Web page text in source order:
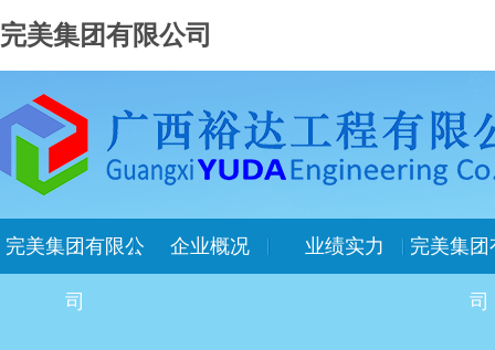
完美集团有限公司
完美集团有限公
司
企业概况 业绩实力 完美集团
司